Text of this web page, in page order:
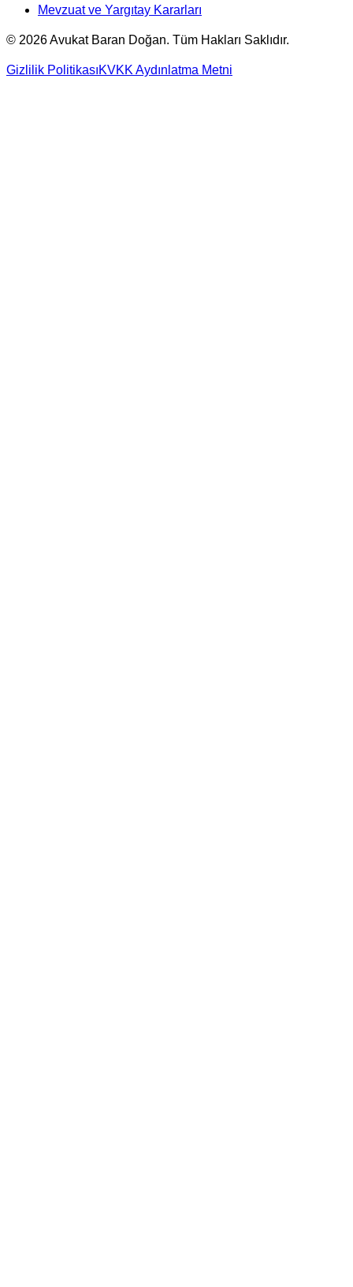
Mevzuat ve Yargıtay Kararları
© 2026Avukat Baran Doğan. Tüm Hakları Saklıdır.
Gizlilik PolitikasıKVKK Aydınlatma Metni